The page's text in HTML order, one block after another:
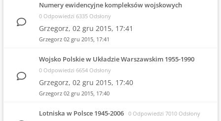
Numery ewidencyjne kompleksów wojskowych
0 Odpowiedzi 6335 Odsłony
Grzegorz, 02 gru 2015, 17:41
Grzegorz 02 gru 2015, 17:41
Wojsko Polskie w Układzie Warszawskim 1955-1990
0 Odpowiedzi 6654 Odsłony
Grzegorz, 02 gru 2015, 17:40
Grzegorz 02 gru 2015, 17:40
Lotniska w Polsce 1945-2006 0 Odpowiedzi 7010 Odsłony